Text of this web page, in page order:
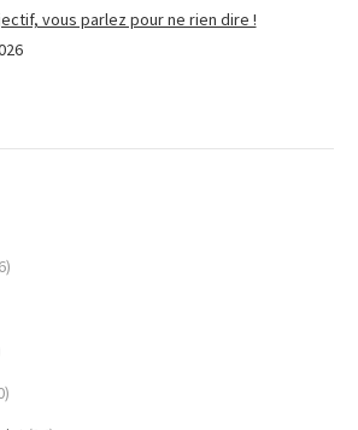
vous parlez pour ne rien dire !